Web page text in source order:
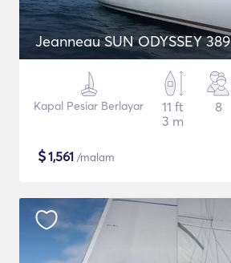
Jeanneau SUN ODYSSEY 389
Kapal Pesiar Berlayar
11 ft
3 m
8
$1,561 /malam